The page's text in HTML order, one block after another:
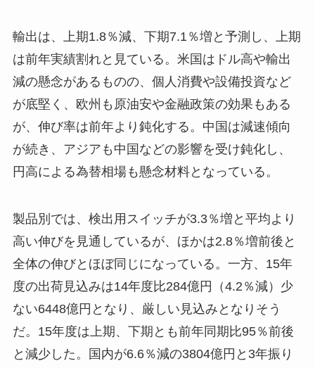
輸出は、上期1.8％減、下期7.1％増と予測し、上期
は前年実績割れと見ている。米国はドル高や輸出
減の懸念があるものの、個人消費や設備投資など
が底堅く、欧州も原油安や金融政策の効果もある
が、伸び率は前年より鈍化する。中国は減速傾向
が続き、アジアも中国などの影響を受け鈍化し、
円高による為替相場も懸念材料となっている。
製品別では、検出用スイッチが3.3％増と平均より
高い伸びを見通しているが、ほかは2.8％増前後と
全体の伸びとほぼ同じになっている。一方、15年
度の出荷見込みは14年度比284億円（4.2％減）少
ない6448億円となり、厳しい見込みとなりそう
だ。15年度は上期、下期とも前年同期比95％前後
と減少した。国内が6.6％減の3804億円と3年振り